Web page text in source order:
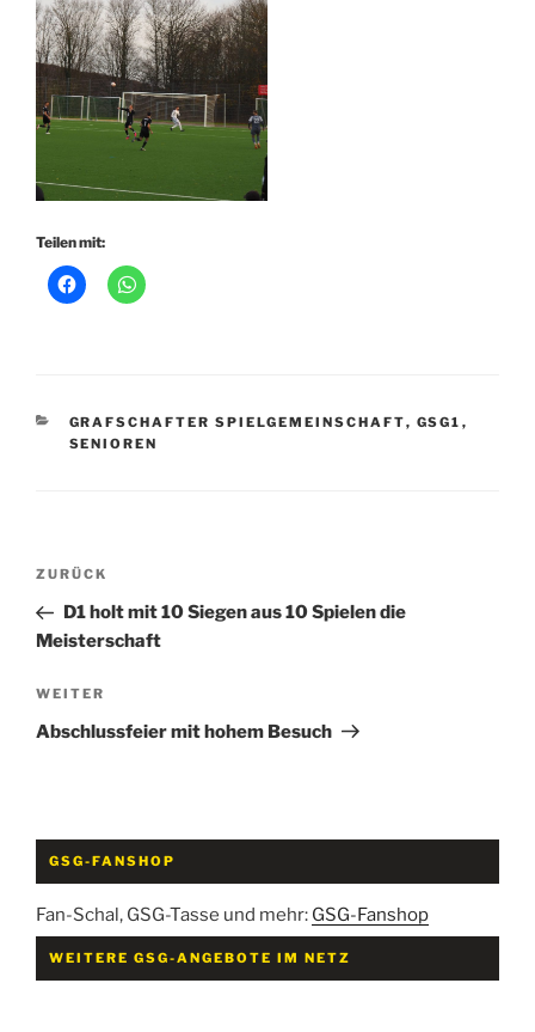
Teilen mit:
KATEGORIEN
GRAFSCHAFTER SPIELGEMEINSCHAFT, GSG1 ,
SENIOREN
Beitragsnavigation
Vorheriger
Beitrag
ZURÜCK
D1 holt mit 10 Siegen aus 10 Spielen die
Meisterschaft
Nächster
Beitrag
WEITER
Abschlussfeier mit hohem Besuch
GSG-FANSHOP
Fan-Schal, GSG-Tasse und mehr: GSG-Fanshop
WEITERE GSG-ANGEBOTE IM NETZ